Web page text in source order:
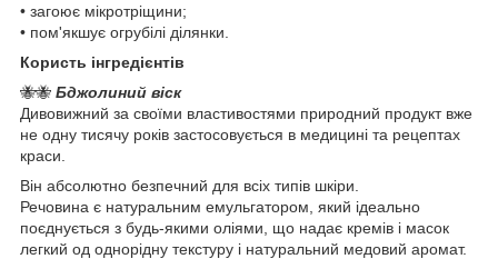
• загоює мікротріщини;
• пом'якшує огрубілі ділянки.
Користь інгредієнтів
🐝🐝 Бджолиний віск
Дивовижний за своїми властивостями природний продукт вже
не одну тисячу років застосовується в медицині та рецептах
краси.
Він абсолютно безпечний для всіх типів шкіри.
Речовина є натуральним емульгатором, який ідеально
поєднується з будь-якими оліями, що надає кремів і масок
легкий од однорідну текстуру і натуральний медовий аромат.